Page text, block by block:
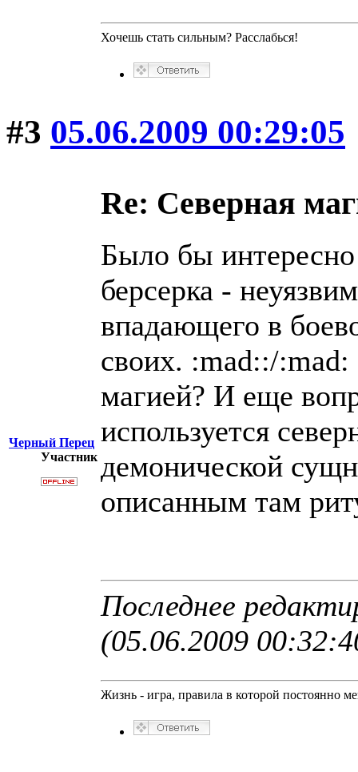
Хочешь стать сильным? Расслабься!
#3 05.06.2009 00:29:05
Черный Перец
Участник
Re: Северная
Было бы интересно
берсерка -
впадающего в
своих. :mad::/:mad:
магией? И еще
используется
демонической
описанным там
Последнее
(05.06.2009
Жизнь - игра, правила в которой постоянно